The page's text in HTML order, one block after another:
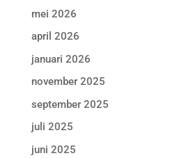
mei 2026
april 2026
januari 2026
november 2025
september 2025
juli 2025
juni 2025